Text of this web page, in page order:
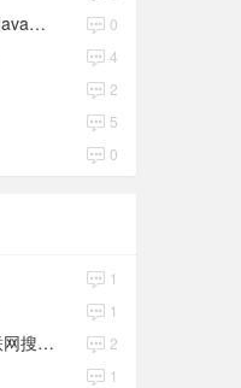
BladeX 4.0.0.RELEASE发布，全面升级Java17、Boot3、Cloud2023 0
4
2
5
0
1
1
bladex-ai 使用接口对接时怎么然ai拥有联网搜索功能 2
1